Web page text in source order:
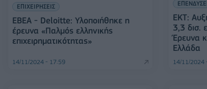
ΕΠΙΧΕΙΡΗΣΕΙΣ
ΕΒΕΑ - Deloitte: Υλοποιήθηκε η
έρευνα «Παλμός ελληνικής
επιχειρηματικότητας»
14/11/2024 - 17:59
ΕΚΤ:
3,3 δισ.
Έρευνα
Ελλάδα
14/11/2024